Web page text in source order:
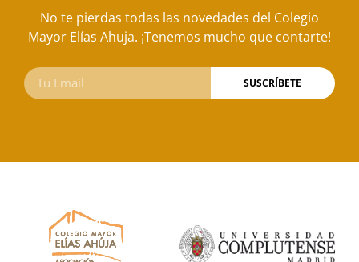
No te pierdas todas las novedades del Colegio
Mayor Elías Ahuja. ¡Tenemos mucho que contarte!
SUSCRÍBETE